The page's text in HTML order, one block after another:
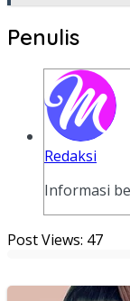
Penulis
Redaksi
Informasi
Post Views: 47